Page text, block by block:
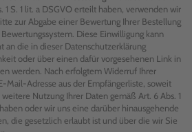
1 S. 1 lit. a DSGVO erteilt haben, verwenden wir
zur Abgabe einer Bewertung Ihrer Bestellung
Diese Einwilligung kann
an die in dieser Datenschutzerklärung
oder über einen dafür vorgesehenen Link in
werden. Nach erfolgtem Widerruf Ihrer
Mail-Adresse aus der Empfängerliste, soweit
Nutzung Ihrer Daten gemäß Art. 6 Abs. 1
oder wir uns eine darüber hinausgehende
die gesetzlich erlaubt ist und über die wir Sie